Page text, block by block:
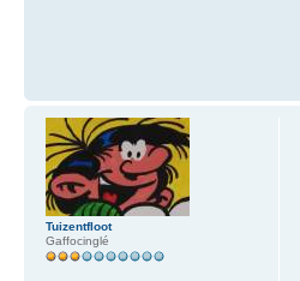
Tuizentfloot
Gaffocinglé